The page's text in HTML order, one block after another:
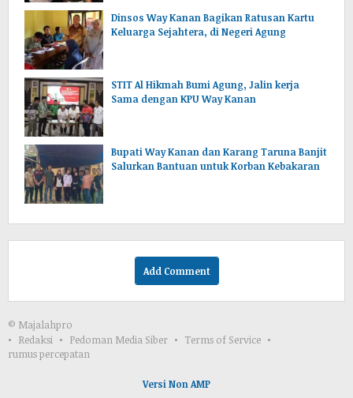
Dinsos Way Kanan Bagikan Ratusan Kartu
Keluarga Sejahtera, di Negeri Agung
STIT Al Hikmah Bumi Agung, Jalin kerja
Sama dengan KPU Way Kanan
Bupati Way Kanan dan Karang Taruna Banjit
Salurkan Bantuan untuk Korban Kebakaran
Add Comment
© Majalahpro
Redaksi
Pedoman Media Siber
Terms of Service
rumus percepatan
Versi Non AMP